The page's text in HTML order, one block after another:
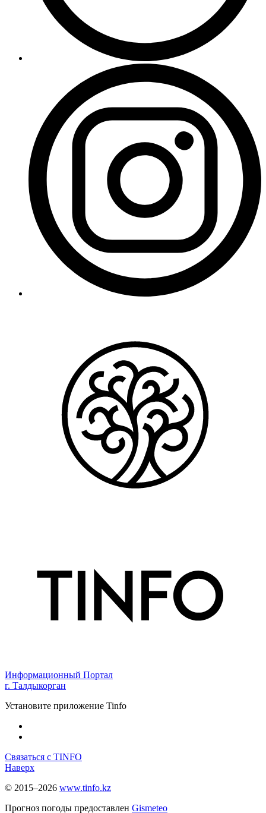
Информационный Портал
г. Талдыкорган
Установите приложение Tinfo
Связаться с TINFO
Наверх
© 2015–2026 www.tinfo.kz
Прогноз погоды предоставлен Gismeteo